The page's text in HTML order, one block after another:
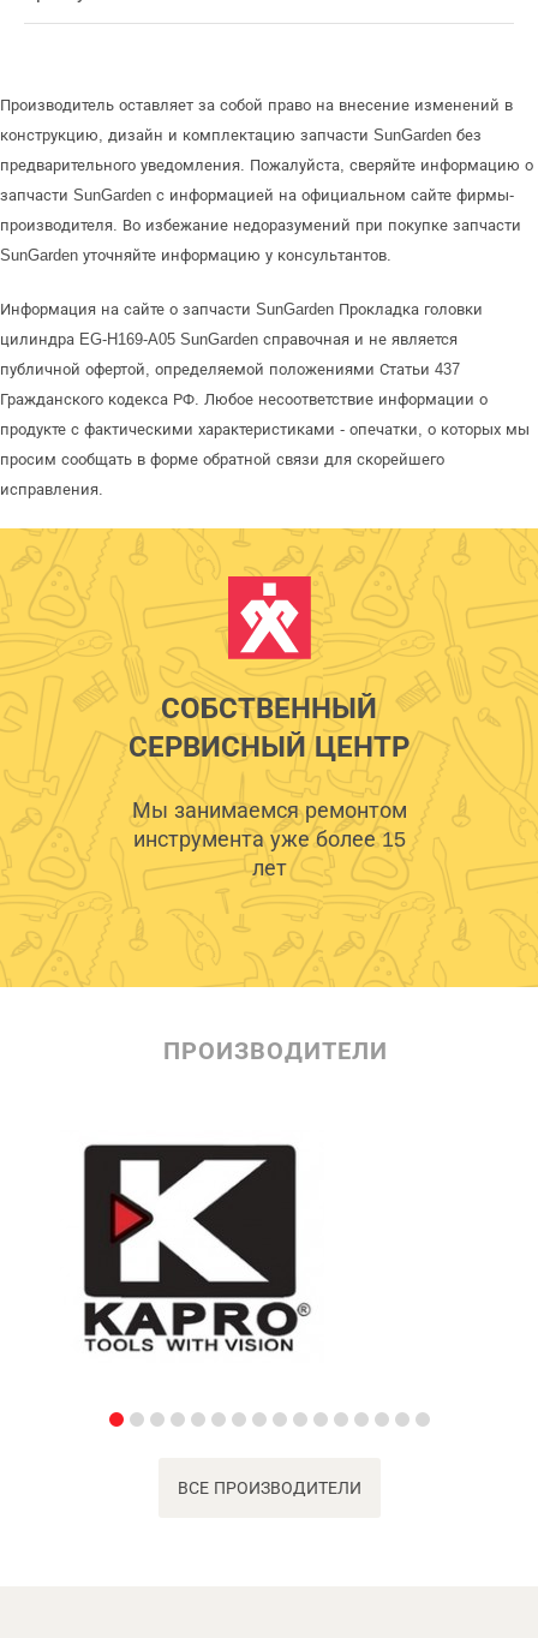
Производитель оставляет за собой право на внесение изменений в
конструкцию, дизайн и комплектацию запчасти SunGarden без
предварительного уведомления. Пожалуйста, сверяйте информацию о
запчасти SunGarden с информацией на официальном сайте фирмы-
производителя. Во избежание недоразумений при покупке запчасти
SunGarden уточняйте информацию у консультантов.
Информация на сайте о запчасти SunGarden Прокладка головки
цилиндра EG-H169-A05 SunGarden справочная и не является
публичной офертой, определяемой положениями Статьи 437
Гражданского кодекса РФ. Любое несоответствие информации о
продукте с фактическими характеристиками - опечатки, о которых мы
просим сообщать в форме обратной связи для скорейшего
исправления.
СОБСТВЕННЫЙ
СЕРВИСНЫЙ ЦЕНТР
Мы занимаемся ремонтом
инструмента уже более 15
лет
ПРОИЗВОДИТЕЛИ
ВСЕ ПРОИЗВОДИТЕЛИ